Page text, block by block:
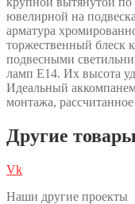
ювелирной на
арматура
торжественный блеск
подвесными
ламп Е14. Их высота
Идеальный
монтажа,
Другие
Vk
Наши другие проекты